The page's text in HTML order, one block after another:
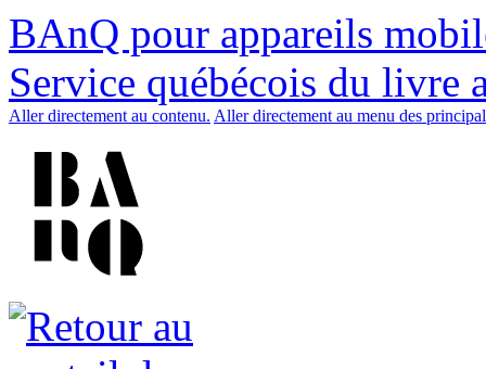
BAnQ pour appareils
Service québécois du livre
Aller directement au contenu. Aller directement au menu des